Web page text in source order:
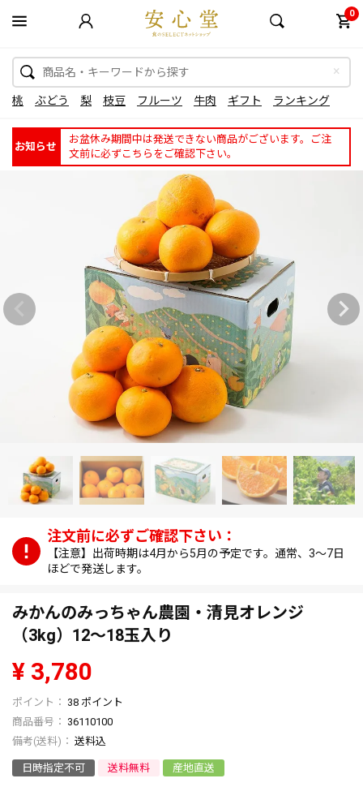
0
桃 ぶどう 梨 枝豆 フルーツ 牛肉 ギフト ランキング
お知らせ
お盆休み期間中は発送できない商品がございます。ご注
文前に必ずこちらをご確認下さい。
【注意】出荷時期は4月から5月の予定です。通常、3～7日
ほどで発送します。
みかんのみっちゃん農園・清見オレンジ
（3kg）12～18玉入り
¥ 3,780
38 ポイント
商品番号
36110100
送料込
日時指定不可 送料無料 産地直送